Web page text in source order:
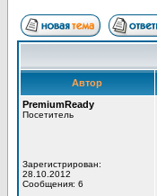
Автор
PremiumReady
Посетитель
Зарегистрирован:
28.10.2012
Сообщения: 6